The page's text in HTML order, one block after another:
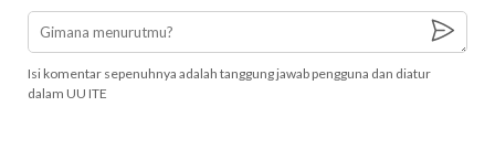
Isi komentar sepenuhnya adalah tanggung jawab pengguna dan diatur
dalam UU ITE